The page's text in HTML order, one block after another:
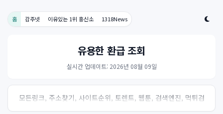
홈 감주넷 이유있는 1위 흥신소 1318News
유용한 환급 조회
실시간 업데이트: 2026년 08월 09일
모든링크, 주소찾기, 사이트순위, 토렌트, 웹툰, 검색엔진, 먹튀검
증, 스포츠, 드라마, 커뮤니티 링크사이트! 여기여